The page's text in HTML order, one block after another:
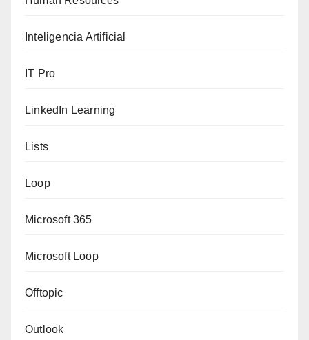
Inteligencia Artificial
IT Pro
LinkedIn Learning
Lists
Loop
Microsoft 365
Microsoft Loop
Offtopic
Outlook